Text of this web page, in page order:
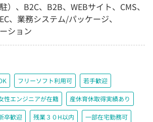
）、B2C、B2B、WEBサイト、CMS、
、業務システム/パッケージ、
ション
フリーソフト利用可 若手歓迎
性エンジニアが在籍 産休育休取得実績あり
卒歓迎 残業３０H以内 一部在宅勤務可